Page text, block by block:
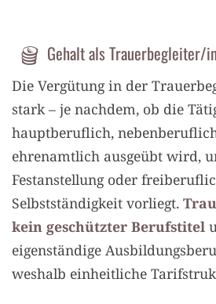
Gehalt als Trauerbegleiter/in
Die Vergütung in der
stark – je nachdem, ob die
hauptberuflich,
ehrenamtlich ausgeübt wird,
Festanstellung oder
Selbstständigkeit vorliegt.
kein geschützter Berufstitel
eigenständige
weshalb einheitliche